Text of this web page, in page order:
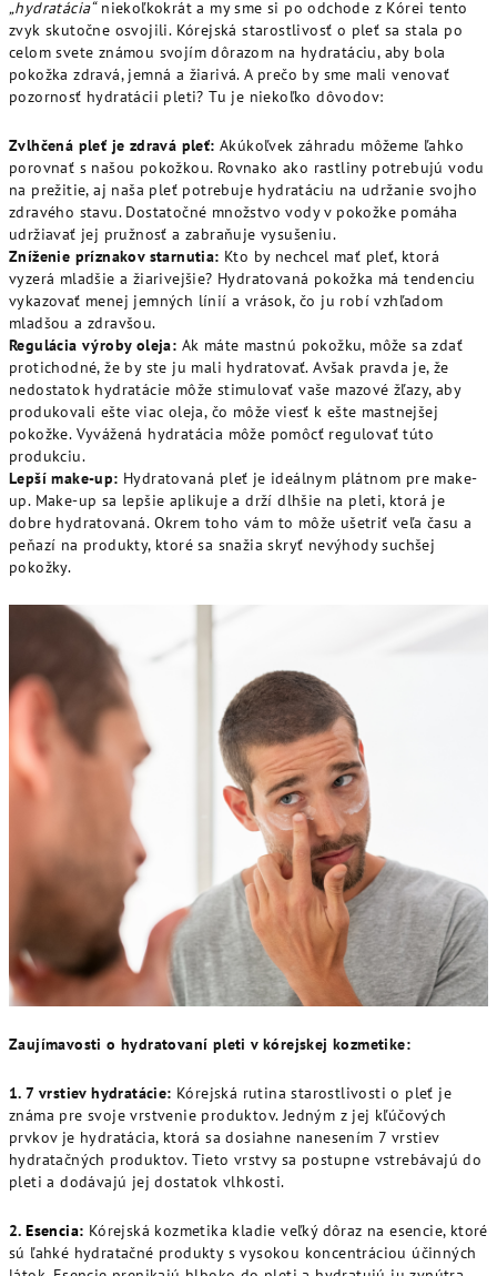
„hydratácia“niekoľkokrát a my sme si po odchode z Kórei tento
zvyk skutočne osvojili. Kórejská starostlivosť o pleť sa stala po
celom svete známou svojím dôrazom na hydratáciu, aby bola
pokožka zdravá, jemná a žiarivá. A prečo by sme mali venovať
pozornosť hydratácii pleti? Tu je niekoľko dôvodov:
Zvlhčená pleť je zdravá pleť: Akúkoľvek záhradu môžeme ľahko
porovnať s našou pokožkou. Rovnako ako rastliny potrebujú vodu
na prežitie, aj naša pleť potrebuje hydratáciu na udržanie svojho
zdravého stavu. Dostatočné množstvo vody v pokožke pomáha
udržiavať jej pružnosť a zabraňuje vysušeniu.
Zníženie príznakov starnutia: Kto by nechcel mať pleť, ktorá
vyzerá mladšie a žiarivejšie? Hydratovaná pokožka má tendenciu
vykazovať menej jemných línií a vrások, čo ju robí vzhľadom
mladšou a zdravšou.
Regulácia výroby oleja: Ak máte mastnú pokožku, môže sa zdať
protichodné, že by ste ju mali hydratovať. Avšak pravda je, že
nedostatok hydratácie môže stimulovať vaše mazové žľazy, aby
produkovali ešte viac oleja, čo môže viesť k ešte mastnejšej
pokožke. Vyvážená hydratácia môže pomôcť regulovať túto
produkciu.
Lepší make-up: Hydratovaná pleť je ideálnym plátnom pre make-
up. Make-up sa lepšie aplikuje a drží dlhšie na pleti, ktorá je
dobre hydratovaná. Okrem toho vám to môže ušetriť veľa času a
peňazí na produkty, ktoré sa snažia skryť nevýhody suchšej
pokožky.
Zaujímavosti o hydratovaní pleti v kórejskej kozmetike:
1. 7 vrstiev hydratácie: Kórejská rutina starostlivosti o pleť je
známa pre svoje vrstvenie produktov. Jedným z jej kľúčových
prvkov je hydratácia, ktorá sa dosiahne nanesením 7 vrstiev
hydratačných produktov. Tieto vrstvy sa postupne vstrebávajú do
pleti a dodávajú jej dostatok vlhkosti.
2.Esencia: Kórejská kozmetika kladie veľký dôraz na esencie, ktoré
sú ľahké hydratačné produkty s vysokou koncentráciou účinných